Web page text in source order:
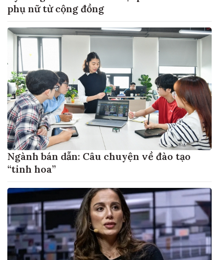
phụ nữ từ cộng đồng
Ngành bán dẫn: Câu chuyện về đào tạo
“tinh hoa”